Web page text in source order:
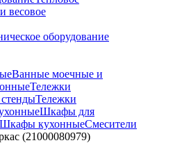
весовое
оборудование
Ванные моечные и
Тележки
Тележки
Шкафы для
Шкафы кухонныеСмесители
(21000080979)